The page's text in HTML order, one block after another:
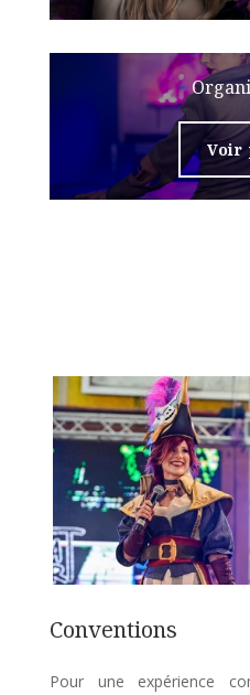
Voir
Conventions
Pour une expérience